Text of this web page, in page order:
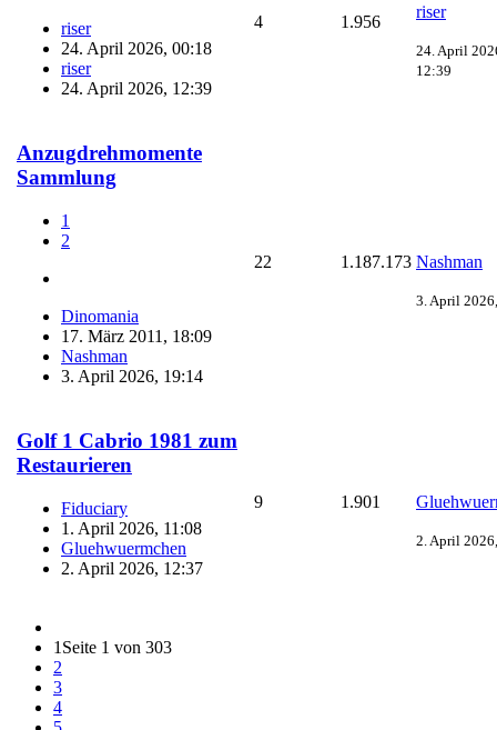
riser
24. April 2026, 00:18
riser
24. April 2026, 12:39
4 1.956
riser
24. April
12:39
Anzugdrehmomente
Sammlung
1
2
Dinomania
17. März 2011, 18:09
Nashman
3. April 2026, 19:14
22 1.187.173 Nashman
3. April
Golf 1 Cabrio 1981 zum
Restaurieren
Fiduciary
1. April 2026, 11:08
Gluehwuermchen
2. April 2026, 12:37
9 1.901
2. April
1 Seite 1 von 303
2
3
4